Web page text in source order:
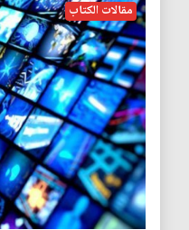
مقالات الكتاب